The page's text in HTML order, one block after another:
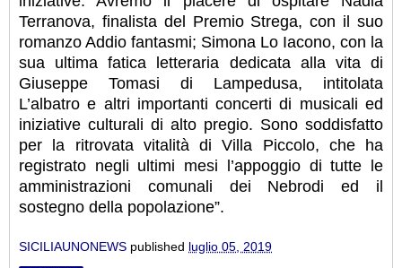
Terranova, finalista del Premio Strega, con il suo
romanzo Addio fantasmi; Simona Lo Iacono, con la
sua ultima fatica letteraria dedicata alla vita di
Giuseppe Tomasi di Lampedusa, intitolata
L’albatro e altri importanti concerti di musicali ed
iniziative culturali di alto pregio. Sono soddisfatto
per la ritrovata vitalità di Villa Piccolo, che ha
registrato negli ultimi mesi l’appoggio di tutte le
amministrazioni comunali dei Nebrodi ed il
sostegno della popolazione”.
SICILIAUNONEWS published luglio 05, 2019